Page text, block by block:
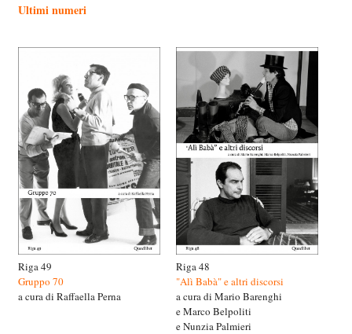
Ultimi numeri
Riga 49
Gruppo 70
a cura di Raffaella Perna
Riga 48
"Alì Babà" e altri discorsi
a cura di Mario Barenghi
e Marco Belpoliti
e Nunzia Palmieri